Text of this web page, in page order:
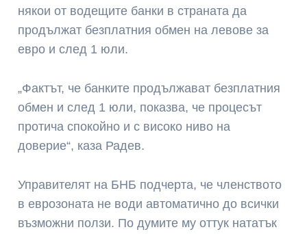
някои от водещите банки в страната да
продължат безплатния обмен на левове за
евро и след 1 юли.
„Фактът, че банките продължават безплатния
обмен и след 1 юли, показва, че процесът
протича спокойно и с високо ниво на
доверие“, каза Радев.
Управителят на БНБ подчерта, че членството
в еврозоната не води автоматично до всички
възможни ползи. По думите му оттук нататък